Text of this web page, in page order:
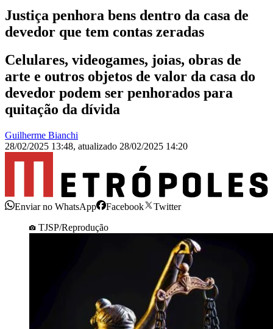
Justiça penhora bens dentro da casa de
devedor que tem contas zeradas
Celulares, videogames, joias, obras de
arte e outros objetos de valor da casa do
devedor podem ser penhorados para
quitação da dívida
Guilherme Bianchi
28/02/2025 13:48, atualizado 28/02/2025 14:20
Enviar no WhatsApp Facebook
Twitter
TJSP/Reprodução